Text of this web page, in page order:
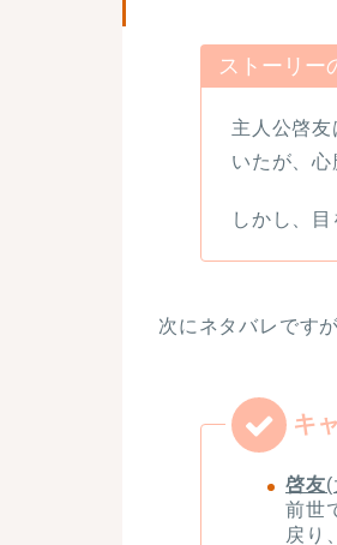
ストーリー
主人公啓
いたが、心
しかし、
次にネタバレです
啓友
前世
戻り